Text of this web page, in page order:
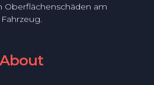
Oberflächenschäden am
Fahrzeug.
About